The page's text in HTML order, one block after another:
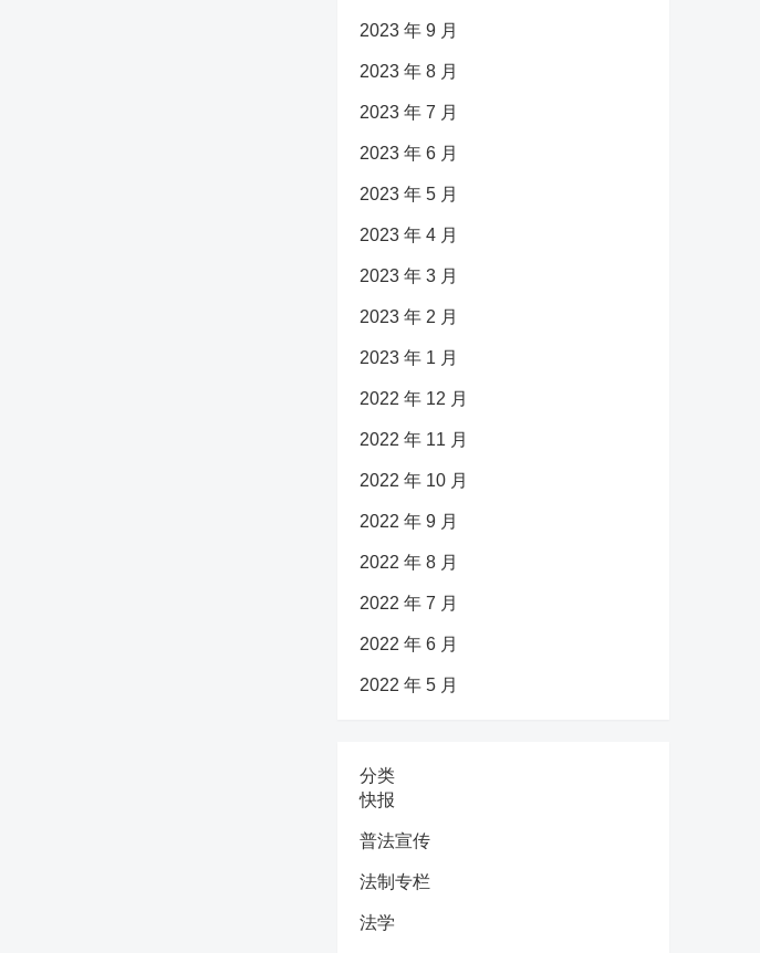
2023 年 9 月
2023 年 8 月
2023 年 7 月
2023 年 6 月
2023 年 5 月
2023 年 4 月
2023 年 3 月
2023 年 2 月
2023 年 1 月
2022 年 12 月
2022 年 11 月
2022 年 10 月
2022 年 9 月
2022 年 8 月
2022 年 7 月
2022 年 6 月
2022 年 5 月
分类
快报
普法宣传
法制专栏
法学